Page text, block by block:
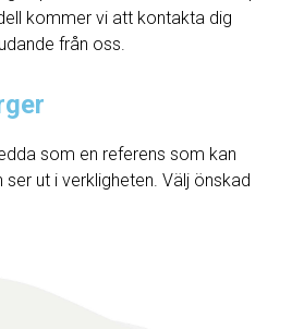
kommer vi att kontakta dig
från oss.
som en referens som kan
ser ut i verkligheten. Välj önskad